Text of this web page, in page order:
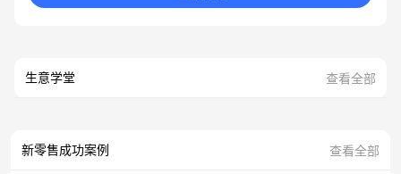
生意学堂 查看全部
新零售成功案例 查看全部